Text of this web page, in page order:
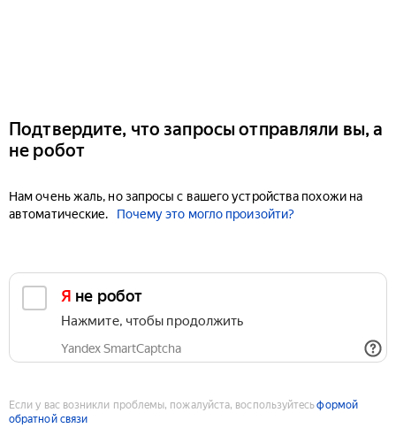
Подтвердите, что запросы отправляли вы, а
не робот
Нам очень жаль, но запросы с вашего устройства похожи на
автоматические.
Почему это могло произойти?
Я не робот
Нажмите, чтобы продолжить
Yandex SmartCaptcha
Если у вас возникли проблемы, пожалуйста, воспользуйтесьформой
обратной связи